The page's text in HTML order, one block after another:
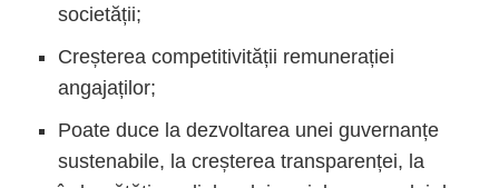
societății;
Creșterea competitivității remunerației
angajaților;
Poate duce la dezvoltarea unei guvernanțe
sustenabile, la creșterea transparenței, la